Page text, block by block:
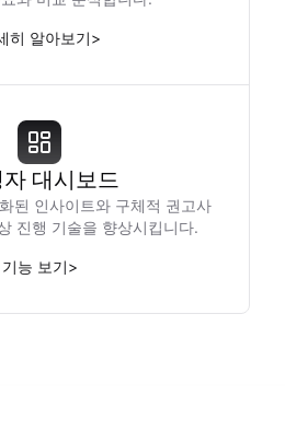
히 알아보기>
대시보드
된 인사이트와 구체적 권고사
진행 기술을 향상시킵니다.
기능 보기>